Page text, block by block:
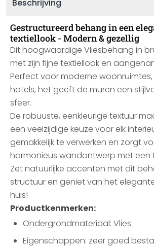
Beschrijving
Gestructureerd behang in een
textiellook - Modern & gezellig
Dit hoogwaardige Vliesbehang in
met zijn fijne textiellook en
Perfect voor moderne
hotels, het geeft de muren een
sfeer.
De robuuste, eenkleurige textuur
een veelzijdige keuze voor elk
gemakkelijk te verwerken en zorgt
harmonieus wandontwerp met een
Zet natuurlijke accenten met dit
structuur en geniet van het
huis!
Productkenmerken:
Ondergrondmateriaal: Vlies
Eigenschappen: zeer goed